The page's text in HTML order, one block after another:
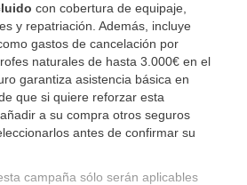
con cobertura de equipaje,
y repatriación. Además, incluye
gastos de cancelación por
naturales de hasta 3.000€ en el
garantiza asistencia básica en
que si quiere reforzar esta
a su compra otros seguros
antes de confirmar su
campaña sólo serán aplicables